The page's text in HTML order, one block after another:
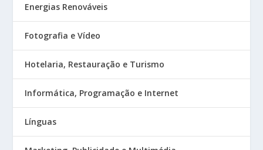
Energias Renováveis
Fotografia e Vídeo
Hotelaria, Restauração e Turismo
Informática, Programação e Internet
Línguas